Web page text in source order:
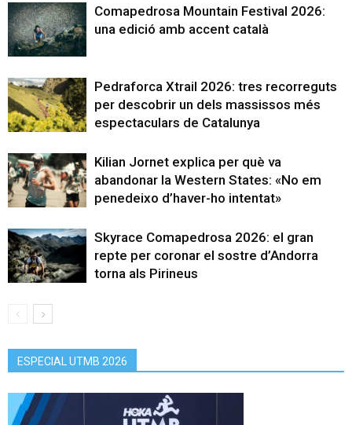
Comapedrosa Mountain Festival 2026:
una edició amb accent català
Pedraforca Xtrail 2026: tres recorreguts
per descobrir un dels massissos més
espectaculars de Catalunya
Kilian Jornet explica per què va
abandonar la Western States: «No em
penedeixo d’haver-ho intentat»
Skyrace Comapedrosa 2026: el gran
repte per coronar el sostre d’Andorra
torna als Pirineus
ESPECIAL UTMB 2026